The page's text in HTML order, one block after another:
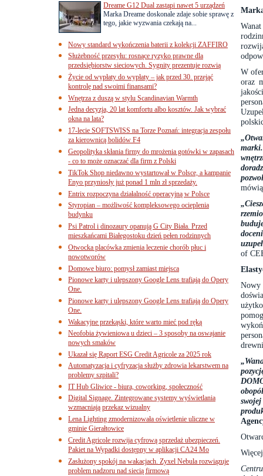
W
oraz
of
Nowy
Dreame G12 Dual zastąpi nawet 5 urządzeń
Marka Dreame doskonale zdaje sobie sprawę z
tego, jakie wyzwania czekają na...
Nowy standard wykończenia baterii z kolekcji ZAFFIRO
Służebność przesyłu: rosnące ryzyko prawne dla
przedsiębiorstw sieciowych. Sygnity prezentuje rozwią
Życie od wypłaty do wypłaty – jak przed 30. przejąć
kontrolę nad swoimi finansami?
Wnętrza z duszą w stylu Scandinavian Warmth
Jedna decyzja, 20 lat komfortu albo kosztów. Jak wybrać
okna na lata?
17-lecie SOFTSWISS na Torze Poznań: integracja zespołu
za kierownicą bolidów F4
Geopolityka skłania firmy do mrożenia gotówki w zapasach
- co to może oznaczać dla firm z Polski
TikTok Shop niedawno wystartował w Polsce, a kampanie
Enyo przyniosły już ponad 1 mln zł sprzedaży.
Entrix rozpoczyna działalność operacyjną w Polsce
Styropian – możliwość kompleksowego ocieplenia
budynku
Psi Patrol i dinozaury opanują G City Biała. Przed
mieszkańcami Białegostoku dzień pełen rodzinnych
Otwocka placówka zmienia leczenie chorób płuc i
nowotworów
Domowe biuro: pomysł zamiast miejsca
Pionowe karty i ulepszony Google Lens trafiają do Opery
One.
Pionowe karty i ulepszony Google Lens trafiają do Opery
One.
Wakacyjne przekąski, które warto mieć pod ręką
Neofobia żywieniowa u dzieci – 3 sposoby na oswajanie
nowych smaków
Ukazał się Raport ESG Credit Agricole za 2025 rok
Automatyzacja i cyfryzacja służby zdrowia lekarstwem na
problemy szpitali?
IT Hub Gliwice - biura, coworking, społeczność
Digital Signage. Zintegrowane systemy wyświetlania
wzmacniają przekaz wizualny
Lena Lighting zmodernizowała oświetlenie uliczne w
gminie Gierałtowice
Credit Agricole rozwija cyfrową sprzedaż ubezpieczeń.
Pakiet na Wypadki dostępny w aplikacji CA24 Mo
Zasłużony spokój na wakacjach. Zyxel Nebula rozwiązuje
problem nadzoru nad siecią firmową